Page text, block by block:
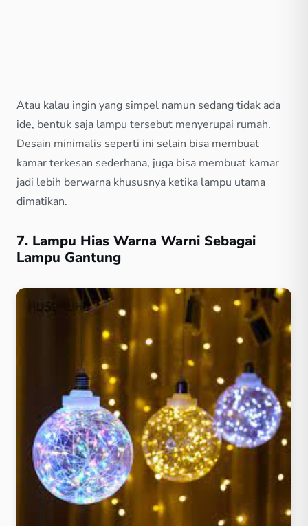
Atau kalau ingin yang simpel namun sedang tidak ada
ide, bentuk saja lampu tersebut menyerupai rumah.
Desain minimalis seperti ini selain bisa membuat
kamar terkesan sederhana, juga bisa membuat kamar
jadi lebih berwarna khususnya ketika lampu utama
dimatikan.
7. Lampu Hias Warna Warni Sebagai
Lampu Gantung